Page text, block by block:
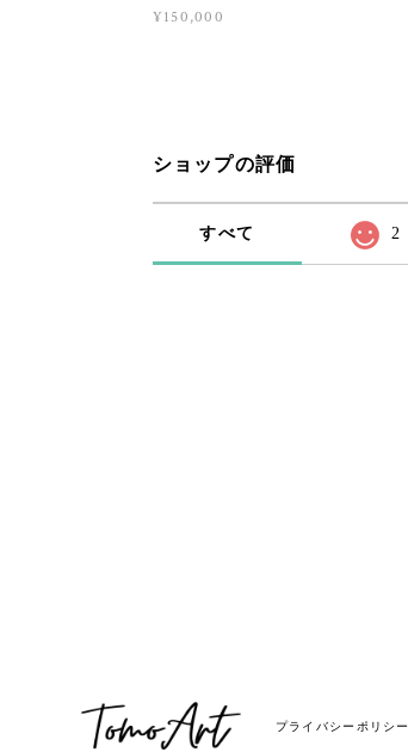
¥150,000
ショップの評価
すべて 2
プライバシーポリシー